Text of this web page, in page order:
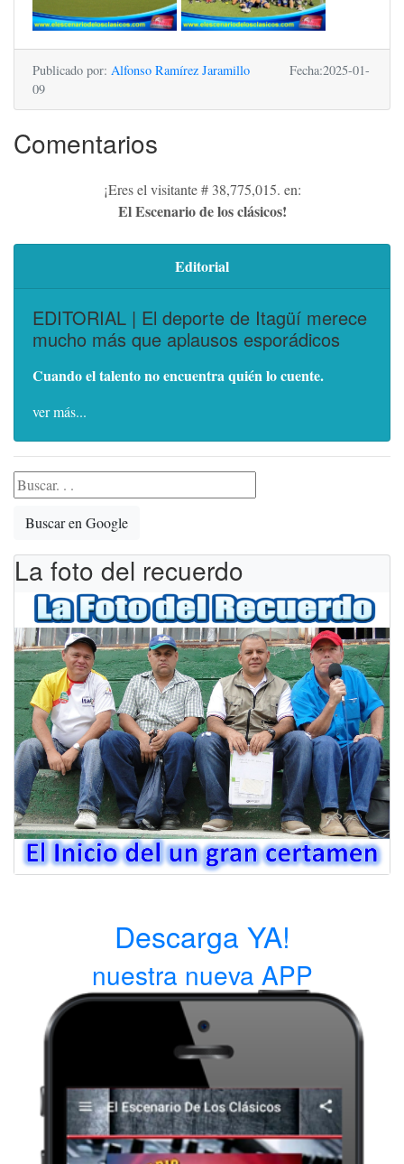
Publicado por: Alfonso Ramírez Jaramillo Fecha:2025-01-
09
Comentarios
¡Eres el visitante # 38,775,015. en:
El Escenario de los clásicos!
Editorial
EDITORIAL | El deporte de Itagüí merece
mucho más que aplausos esporádicos
Cuando el talento no encuentra quién lo cuente.
ver más...
Buscar en Google
La foto del recuerdo
Descarga YA!
nuestra nueva APP